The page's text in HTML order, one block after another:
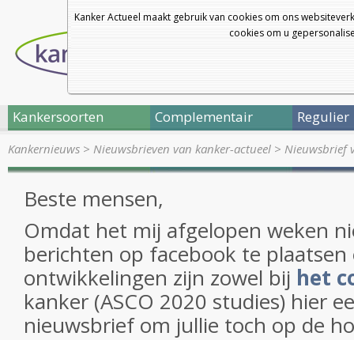
Kanker Actueel maakt gebruik van cookies om ons
cookies om u
Kankersoorten Complementair Regulier
Kankernieuws > Nieuwsbrieven van kanker-actueel > Nieuwsbrief
Beste mensen,
Omdat het mij afgelopen weken
berichten op facebook te plaatsen
ontwikkelingen zijn zowel bij het
kanker (ASCO 2020 studies) hier
nieuwsbrief om jullie toch op de